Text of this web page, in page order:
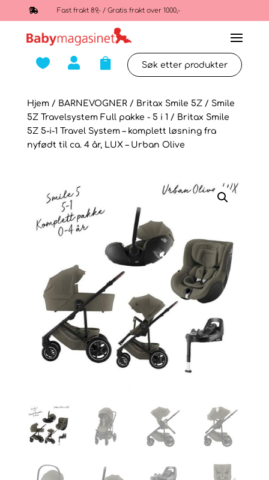
 Fast frakt 89,- / Gratis frakt over 1000,-
  
Hjem/ BARNEVOGNER/ Britax Smile 5Z/ Smile
5Z Travelsystem Full pakke - 5 i 1 / Britax Smile
5Z 5-i-1 Travel System – komplett løsning fra
nyfødt til ca. 4 år, LUX – Urban Olive